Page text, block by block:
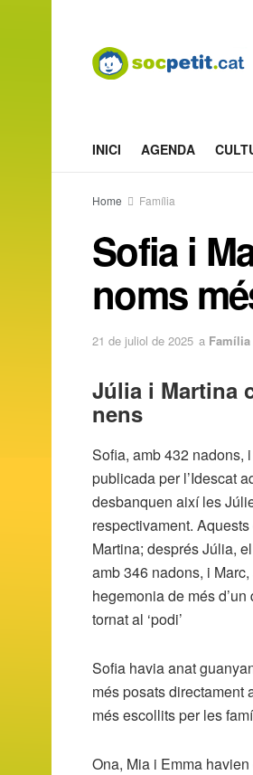
INICI AGENDA
Home Família
Sofia i
noms
21 de juliol de 2025 a Família
Júlia i Martina
nens
Sofia, amb 432 nadons,
publicada per l’Idescat
desbanquen així les
respectivament.
Martina; després Júlia,
amb 346 nadons, i
hegemonia de més
tornat al ‘podi’
Sofia havia anat
més posats directament
més escollits per les
Ona, Mia i Emma